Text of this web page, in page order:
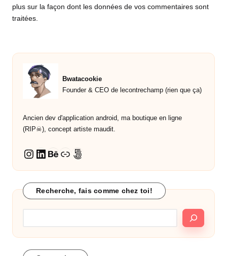
plus sur la façon dont les données de vos commentaires sont
traitées.
Bwatacookie
Founder & CEO de lecontrechamp (rien que ça)
Ancien dev d'application android, ma boutique en ligne
(RIP☠︎︎), concept artiste maudit.
Instagram
LinkedIn
Behance
Lien500px
Recherche, fais comme chez toi!